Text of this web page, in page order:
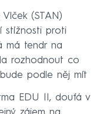
(STAN)
stížnosti proti
má tendr na
rozhodnout co
podle něj mít
EDU II, doufá v